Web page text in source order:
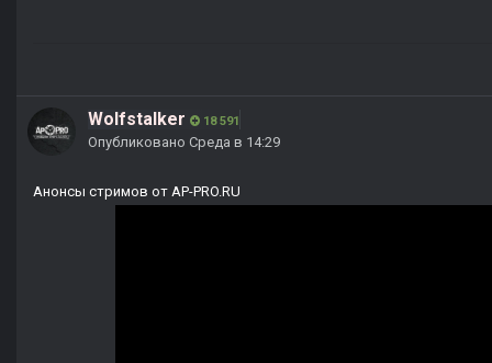
Wolfstalker 18 591
Опубликовано Среда в 14:29
Анонсы стримов от AP-PRO.RU